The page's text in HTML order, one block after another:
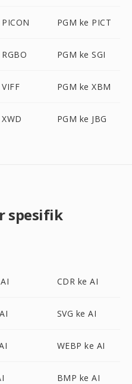
PGM ke PICT
PGM ke SGI
PGM ke XBM
PGM ke JBG
spesifik
CDR ke AI
SVG ke AI
WEBP ke AI
BMP ke AI